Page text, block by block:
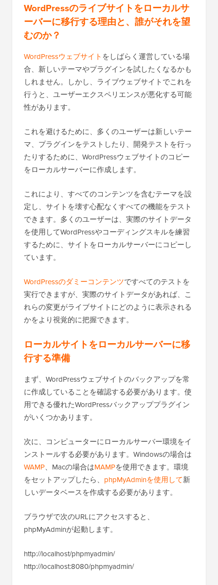
WordPressのライブサイトをローカルサ
ーバーに移行する理由と、誰がそれを望
むのか？
WordPressウェブサイト をしばらく運営している場
合、新しいテーマやプラグインを試したくなるかも
しれません。しかし、ライブウェブサイトでこれを
行うと、ユーザーエクスペリエンスが悪化する可能
性があります。
これを避けるために、多くのユーザーは新しいテー
マ、プラグインをテストしたり、開発テストを行っ
たりするために、WordPressウェブサイトのコピー
をローカルサーバーに作成します。
これにより、すべてのコンテンツを含むテーマを設
定し、サイトを壊す心配なくすべての機能をテスト
できます。多くのユーザーは、実際のサイトデータ
を使用してWordPressやコーディングスキルを練習
するために、サイトをローカルサーバーにコピーし
ています。
WordPressのダミーコンテンツですべてのテストを
実行できますが、実際のサイトデータがあれば、こ
れらの変更がライブサイトにどのように表示される
かをより視覚的に把握できます。
ローカルサイトをローカルサーバーに移
行する準備
まず、WordPressウェブサイトのバックアップを常
に作成していることを確認する必要があります。使
用できる優れたWordPressバックアッププラグイン
がいくつかあります。
次に、コンピューターにローカルサーバー環境をイ
ンストールする必要があります。Windowsの場合は
WAMP、Macの場合はMAMPを使用できます。環境
をセットアップしたら、 phpMyAdminを使用して新
しいデータベースを作成する必要があります。
ブラウザで次のURLにアクセスすると、
phpMyAdminが起動します。
http://localhost/phpmyadmin/
http://localhost:8080/phpmyadmin/